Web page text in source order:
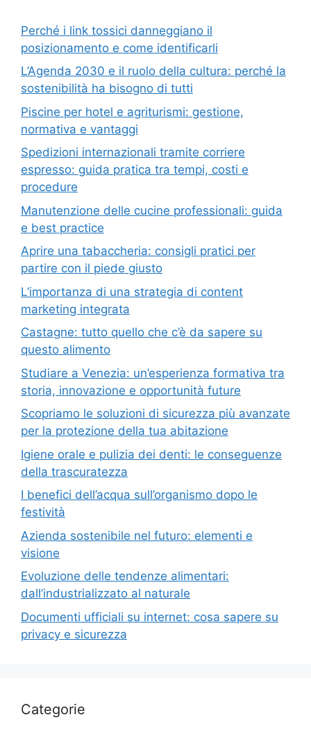
Perché i link tossici danneggiano il
posizionamento e come identificarli
L’Agenda 2030 e il ruolo della cultura: perché la
sostenibilità ha bisogno di tutti
Piscine per hotel e agriturismi: gestione,
normativa e vantaggi
Spedizioni internazionali tramite corriere
espresso: guida pratica tra tempi, costi e
procedure
Manutenzione delle cucine professionali: guida
e best practice
Aprire una tabaccheria: consigli pratici per
partire con il piede giusto
L’importanza di una strategia di content
marketing integrata
Castagne: tutto quello che c’è da sapere su
questo alimento
Studiare a Venezia: un’esperienza formativa tra
storia, innovazione e opportunità future
Scopriamo le soluzioni di sicurezza più avanzate
per la protezione della tua abitazione
Igiene orale e pulizia dei denti: le conseguenze
della trascuratezza
I benefici dell’acqua sull’organismo dopo le
festività
Azienda sostenibile nel futuro: elementi e
visione
Evoluzione delle tendenze alimentari:
dall’industrializzato al naturale
Documenti ufficiali su internet: cosa sapere su
privacy e sicurezza
Categorie